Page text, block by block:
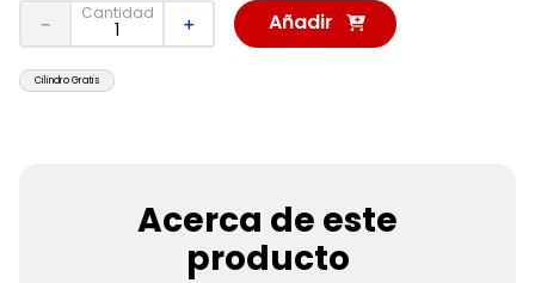
Cantidad
＋
－ Añadir
al
Cilindro Gratis
Acerca de este
producto